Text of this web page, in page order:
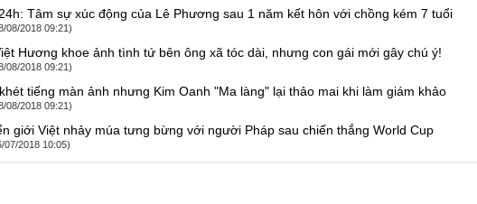
Tâm sự xúc động của Lê Phương sau 1 năm kết hôn với chồng kém 7 tuổi
08/2018 09:21)
Hương khoe ảnh tình tứ bên ông xã tóc dài, nhưng con gái mới gây chú ý!
08/2018 09:21)
tiếng màn ảnh nhưng Kim Oanh "Ma làng" lại thảo mai khi làm giám khảo
08/2018 09:21)
giới Việt nhảy múa tưng bừng với người Pháp sau chiến thắng World Cup
07/2018 10:05)